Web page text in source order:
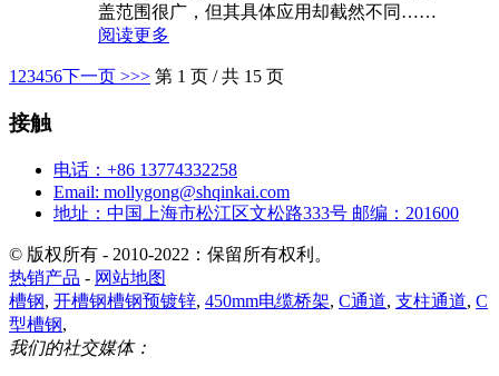
盖范围很广，但其具体应用却截然不同……
阅读更多
1 23456下一页 >>> 第 1 页 / 共 15 页
接触
电话：+86 13774332258
Email: mollygong@shqinkai.com
地址：中国上海市松江区文松路333号 邮编：201600
© 版权所有 - 2010-2022：保留所有权利。
热销产品 - 网站地图
槽钢, 开槽钢槽钢预镀锌, 450mm电缆桥架, C通道, 支柱通道, C
型槽钢,
我们的社交媒体：